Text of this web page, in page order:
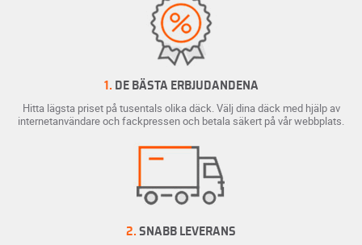
1. DE BÄSTA ERBJUDANDENA
Hitta lägsta priset på tusentals olika däck. Välj dina däck med hjälp av
internetanvändare och fackpressen och betala säkert på vår webbplats.
2. SNABB LEVERANS